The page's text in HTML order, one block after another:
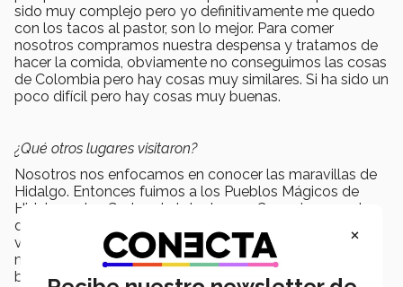
sido muy complejo pero yo definitivamente me quedo
con los tacos al pastor, son lo mejor. Para comer
nosotros compramos nuestra despensa y tratamos de
hacer la comida, obviamente no conseguimos las cosas
de Colombia pero hay cosas muy similares. Si ha sido un
poco difícil pero hay cosas muy buenas.
¿Qué otros lugares visitaron?
Nosotros nos enfocamos en conocer las maravillas de
Hidalgo. Entonces fuimos a los Pueblos Mágicos de
Hidalgo, a las Grutas de tolantongo. Conocimos parte
de la cultura hidalguense. Mi compañera y yo dijimos "si
vamos a Hidalgo pues tenemos que conocer en su
mayoría el estado". Y nos ha dejado una impresión
bastante buena. Los pueblos mágicos son increíbles y
×